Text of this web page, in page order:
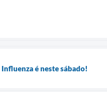
é neste sábado!